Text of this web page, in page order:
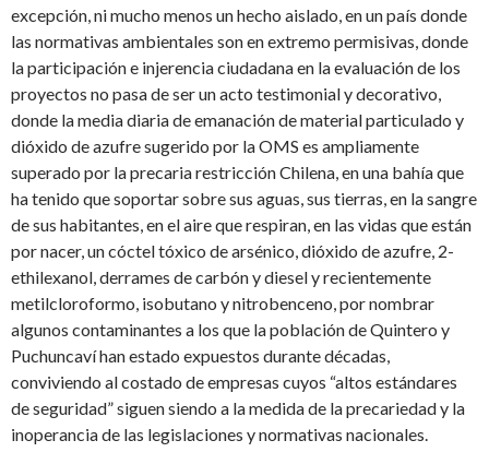
excepción, ni mucho menos un hecho aislado, en un país donde
las normativas ambientales son en extremo permisivas, donde
la participación e injerencia ciudadana en la evaluación de los
proyectos no pasa de ser un acto testimonial y decorativo,
donde la media diaria de emanación de material particulado y
dióxido de azufre sugerido por la OMS es ampliamente
superado por la precaria restricción Chilena, en una bahía que
ha tenido que soportar sobre sus aguas, sus tierras, en la sangre
de sus habitantes, en el aire que respiran, en las vidas que están
por nacer, un cóctel tóxico de arsénico, dióxido de azufre, 2-
ethilexanol, derrames de carbón y diesel y recientemente
metilcloroformo, isobutano y nitrobenceno, por nombrar
algunos contaminantes a los que la población de Quintero y
Puchuncaví han estado expuestos durante décadas,
conviviendo al costado de empresas cuyos “altos estándares
de seguridad” siguen siendo a la medida de la precariedad y la
inoperancia de las legislaciones y normativas nacionales.